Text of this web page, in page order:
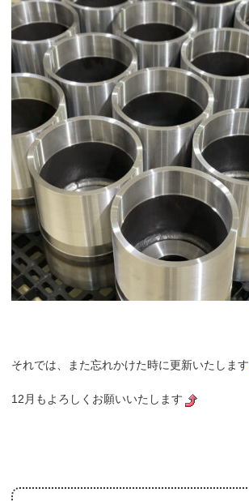
それでは、また忘れかけた時に更新いたします
12月もよろしくお願いいたします